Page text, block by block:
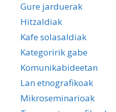
Gure jarduerak
Hitzaldiak
Kafe solasaldiak
Kategoririk gabe
Komunikabideetan
Lan etnografikoak
Mikroseminarioak